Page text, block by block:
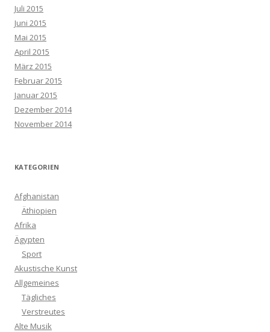
Juli 2015
Juni 2015
Mai 2015
April 2015
März 2015
Februar 2015
Januar 2015
Dezember 2014
November 2014
KATEGORIEN
Afghanistan
Äthiopien
Afrika
Ägypten
Sport
Akustische Kunst
Allgemeines
Tägliches
Verstreutes
Alte Musik